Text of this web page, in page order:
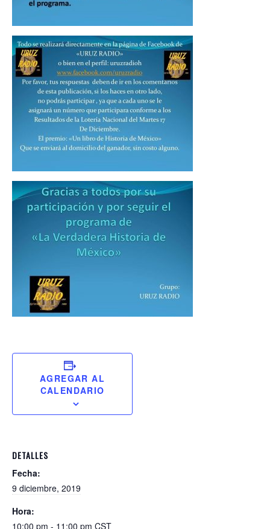
AGREGAR AL
CALENDARIO
DETALLES
Fecha:
9 diciembre, 2019
Hora:
10:00 pm - 11:00 pm CST